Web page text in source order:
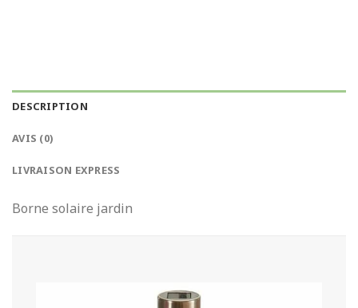
DESCRIPTION
AVIS (0)
LIVRAISON EXPRESS
Borne solaire jardin